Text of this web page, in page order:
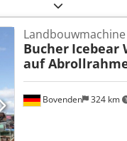
Bovenden 324 km
Landbouwmachine
Bucher Icebear
auf